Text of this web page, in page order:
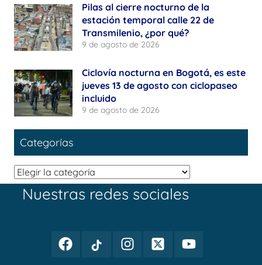
Pilas al cierre nocturno de la
estación temporal calle 22 de
Transmilenio, ¿por qué?
9 de agosto de 2026
Ciclovía nocturna en Bogotá, es este
jueves 13 de agosto con ciclopaseo
incluido
9 de agosto de 2026
Categorías
Categorías
Nuestras redes sociales
FacebookTikTok
InstagramTwitterYoutube